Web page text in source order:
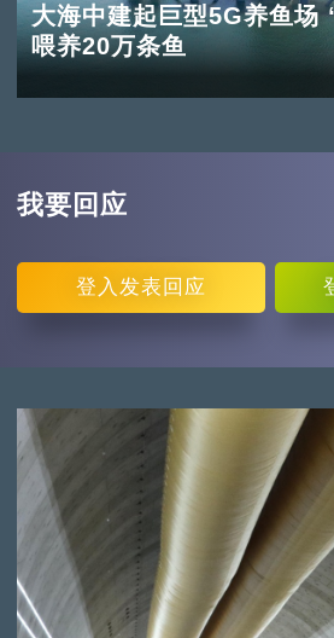
大海中建起巨型5G养鱼场
喂养20万条鱼
我要回应
登入 发表回应